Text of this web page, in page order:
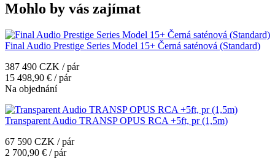
Mohlo by vás zajímat
Final Audio Prestige Series Model 15+ Černá saténová (Standard)
387 490 CZK / pár
15 498,90 € / pár
Na objednání
Transparent Audio TRANSP OPUS RCA +5ft, pr (1,5m)
67 590 CZK / pár
2 700,90 € / pár